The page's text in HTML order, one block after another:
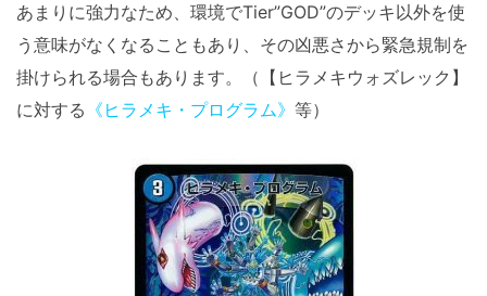
あまりに強力なため、環境でTier”GOD”のデッキ以外を使
う意味がなくなることもあり、その凶悪さから緊急規制を
掛けられる場合もあります。（【ヒラメキウォズレック】
に対する 《ヒラメキ・プログラム》 等）